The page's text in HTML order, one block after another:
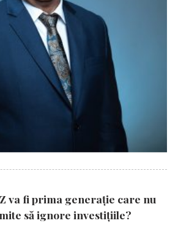
va fi prima generație care nu
să ignore investițiile?